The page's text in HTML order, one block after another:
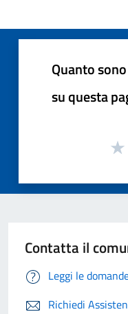
Quanto
su questa
Contatta il
Leggi le
Richiedi